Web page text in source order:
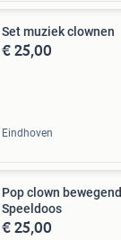
Set muziek clownen
€ 25,00
Eindhoven
Pop clown
Speeldoos
€ 25,00